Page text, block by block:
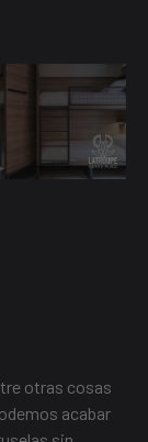
otras cosas
acabar